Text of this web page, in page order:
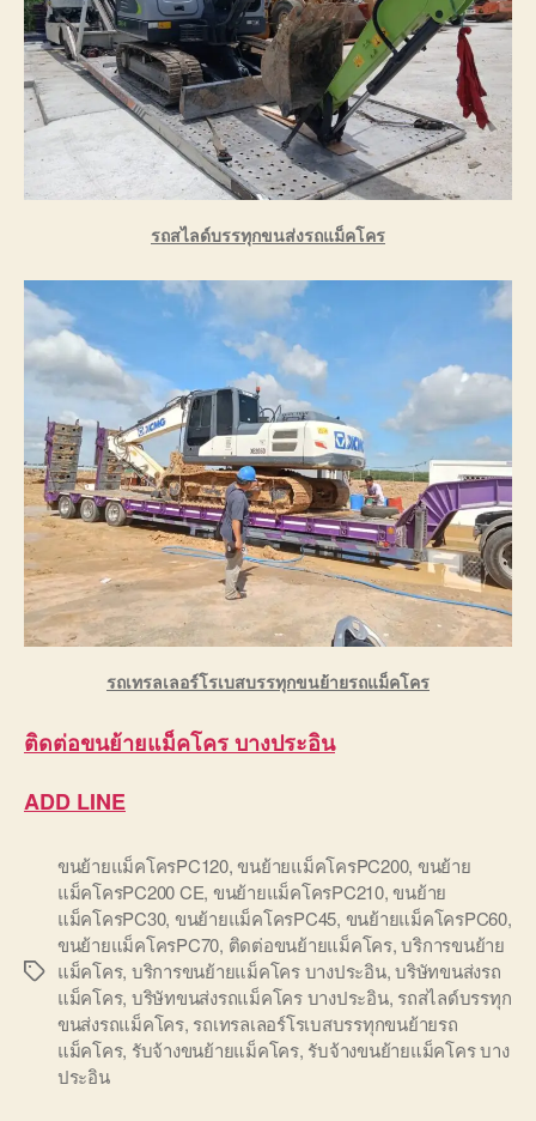
รถสไลด์บรรทุกขนส่งรถแม็คโคร
รถเทรลเลอร์โรเบสบรรทุกขนย้ายรถแม็คโคร
ติดต่อขนย้ายแม็คโคร บางประอิน
ADD LINE
Tags
ขนย้ายแม็คโครPC120,ขนย้ายแม็คโครPC200, ขนย้าย
แม็คโครPC200 CE, ขนย้ายแม็คโครPC210,ขนย้าย
แม็คโครPC30, ขนย้ายแม็คโครPC45, ขนย้ายแม็คโครPC60,
ขนย้ายแม็คโครPC70, ติดต่อขนย้ายแม็คโคร,บริการขนย้าย
แม็คโคร, บริการขนย้ายแม็คโคร บางประอิน,บริษัทขนส่งรถ
แม็คโคร, บริษัทขนส่งรถแม็คโคร บางประอิน, รถสไลด์บรรทุก
ขนส่งรถแม็คโคร, รถเทรลเลอร์โรเบสบรรทุกขนย้ายรถ
แม็คโคร, รับจ้างขนย้ายแม็คโคร, รับจ้างขนย้ายแม็คโคร บาง
ประอิน